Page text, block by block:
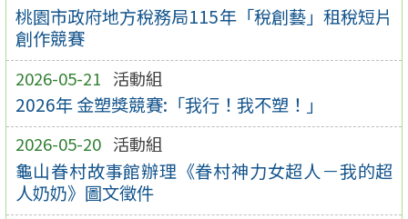
桃園市政府地方稅務局115年「稅創藝」租稅短片
創作競賽
2026-05-21 活動組
2026年 金塑獎競賽:「我行！我不塑！」
2026-05-20 活動組
龜山眷村故事館辦理《眷村神力女超人－我的超
人奶奶》圖文徵件